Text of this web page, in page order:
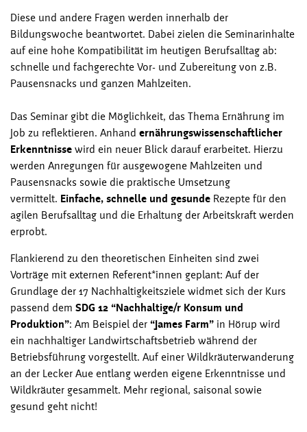
Diese und andere Fragen werden innerhalb der
Bildungswoche beantwortet. Dabei zielen die Seminarinhalte
auf eine hohe Kompatibilität im heutigen Berufsalltag ab:
schnelle und fachgerechte Vor- und Zubereitung von z.B.
Pausensnacks und ganzen Mahlzeiten.
Das Seminar gibt die Möglichkeit, das Thema Ernährung im
Job zu reflektieren. Anhand ernährungswissenschaftlicher
Erkenntnisse wird ein neuer Blick darauf erarbeitet. Hierzu
werden Anregungen für ausgewogene Mahlzeiten und
Pausensnacks sowie die praktische Umsetzung
vermittelt. Einfache, schnelle und gesunde Rezepte für den
agilen Berufsalltag und die Erhaltung der Arbeitskraft werden
erprobt.
Flankierend zu den theoretischen Einheiten sind zwei
Vorträge mit externen Referent*innen geplant: Auf der
Grundlage der 17 Nachhaltigkeitsziele widmet sich der Kurs
passend dem SDG 12 “Nachhaltige/r Konsum und
Produktion”: Am Beispiel der “James Farm” in Hörup wird
ein nachhaltiger Landwirtschaftsbetrieb während der
Betriebsführung vorgestellt. Auf einer Wildkräuterwanderung
an der Lecker Aue entlang werden eigene Erkenntnisse und
Wildkräuter gesammelt. Mehr regional, saisonal sowie
gesund geht nicht!